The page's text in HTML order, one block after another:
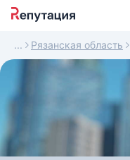
Рязанская область